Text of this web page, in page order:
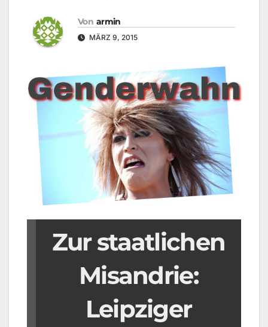
Von armin
MÄRZ 9, 2015
Zur staatlichen
Misandrie:
Leipziger